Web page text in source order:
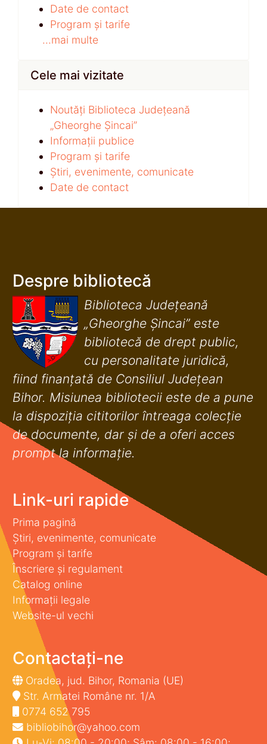
Date de contact
Program și tarife
...mai multe
Cele mai vizitate
Noutăți Biblioteca Județeană
„Gheorghe Șincai”
Informații publice
Program și tarife
Știri, evenimente, comunicate
Date de contact
Despre bibliotecă
Biblioteca Județeană
„Gheorghe Șincai” este
bibliotecă de drept public,
cu personalitate juridică,
fiind finanţată de Consiliul Judeţean
Bihor. Misiunea bibliotecii este de a pune
la dispoziţia cititorilor întreaga colecţie
de documente, dar şi de a oferi acces
prompt la informaţie.
Link-uri rapide
Prima pagină
Știri, evenimente, comunicate
Program și tarife
Înscriere și regulament
Catalog online
Informații legale
Website-ul vechi
Contactați-ne
Oradea, jud. Bihor, Romania (UE)
Str. Armatei Române nr. 1/A
0774 652 795
bibliobihor@yahoo.com